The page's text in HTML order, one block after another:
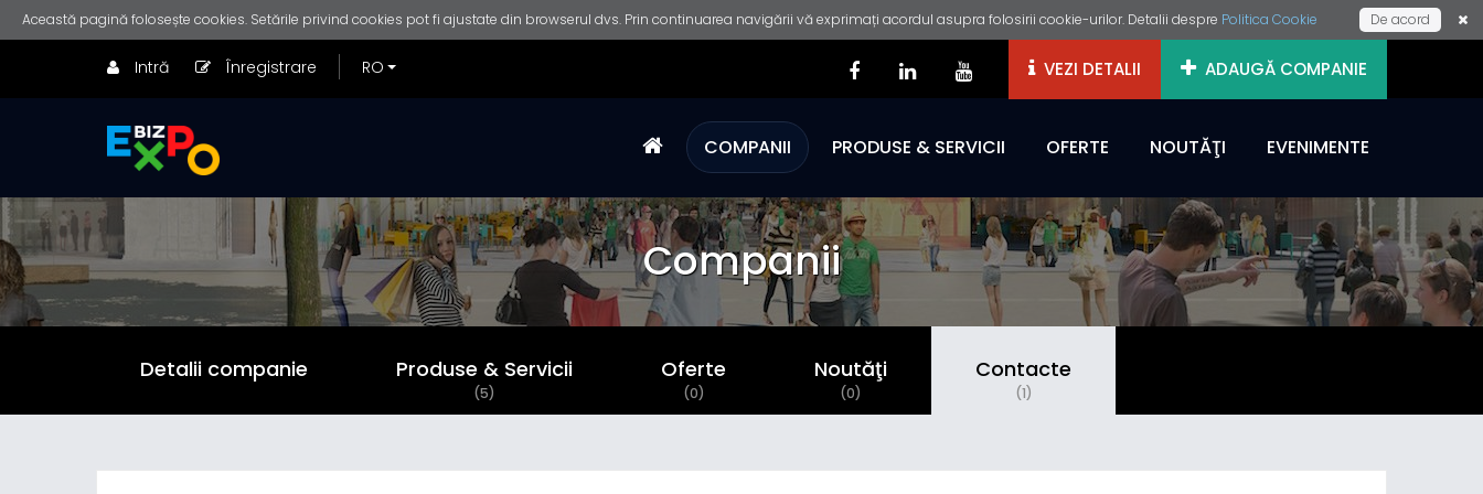
Această pagină folosește cookies. Setările privind cookies pot fi ajustate din browserul dvs. Prin continuarea navigării vă exprimați acordul asupra folosirii cookie-urilor. Detalii despre Politica Cookie De acord
Intră Înregistrare VEZI DETALII ADAUGĂ COMPANIE
COMPANII PRODUSE & SERVICII OFERTE NOUTĂŢI EVENIMENTE
Companii
Detalii companie Produse & Servicii
(5)
Oferte
(0)
Noutăţi
(0)
Contacte
(1)